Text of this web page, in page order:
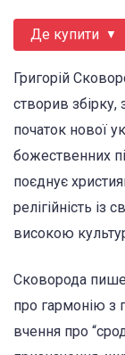
Де купити
Григорій
створив збірку,
початок нової
божественних
поєднує
релігійність із
високою
Сковорода
про гармонію з
вчення про